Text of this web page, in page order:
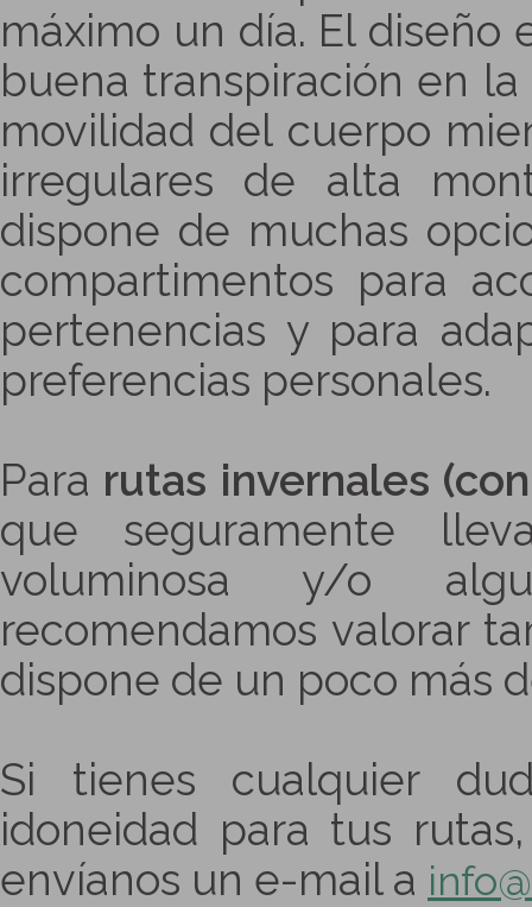
máximo un día. El diseño
buena transpiración en
movilidad del cuerpo
irregulares de alta
dispone de muchas
compartimentos para
pertenencias y para
preferencias personales.
Para rutas invernales
que seguramente
voluminosa y/o
recomendamos valorar
dispone de un poco más
Si tienes cualquier
idoneidad para tus
envíanos un e-mail a